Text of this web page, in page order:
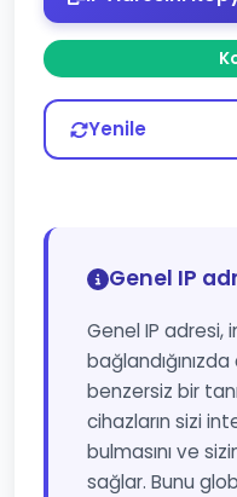
Yenile
Genel IP
Genel IP adresi,
benzersiz bir
cihazların sizi
bulmasını ve
sağlar. Bunu